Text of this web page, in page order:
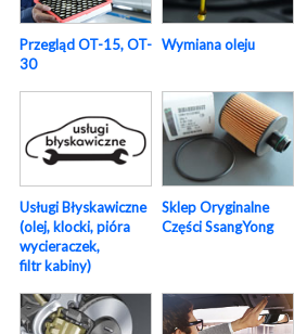
Przegląd OT-15, OT-
30
Wymiana oleju
Usługi Błyskawiczne
(olej, klocki, pióra
wycieraczek,
filtr kabiny)
Sklep Oryginalne
Części SsangYong